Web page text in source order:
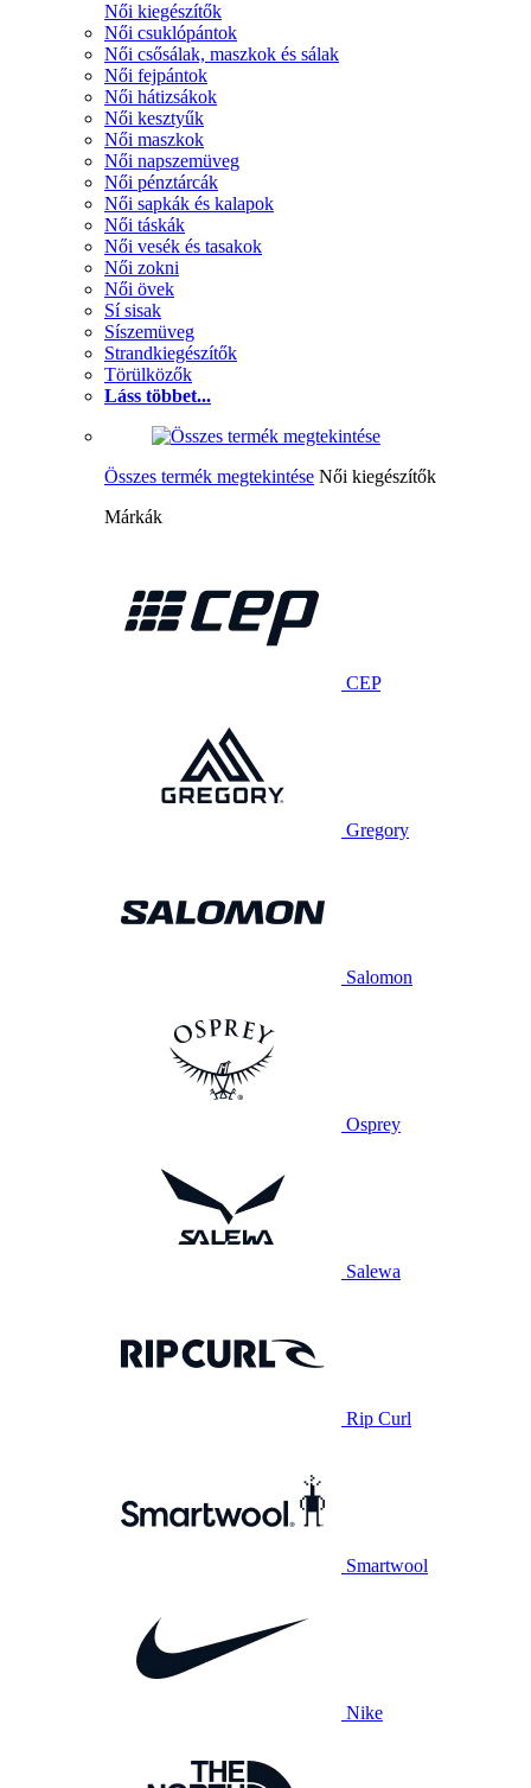
Női kiegészítők
Női csuklópántok
Női csősálak, maszkok és sálak
Női fejpántok
Női hátizsákok
Női kesztyűk
Női maszkok
Női napszemüveg
Női pénztárcák
Női sapkák és kalapok
Női táskák
Női vesék és tasakok
Női zokni
Női övek
Sí sisak
Síszemüveg
Strandkiegészítők
Törülközők
Láss többet...
Összes termék megtekintése Női kiegészítők
Márkák
CEP
Gregory
Salomon
Osprey
Salewa
Rip Curl
Smartwool
Nike